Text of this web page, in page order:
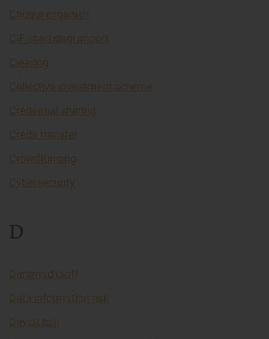
Chuqur o'rganish
CIF shartidagi import
Clearing
Collective investment scheme
Credential sharing
Credit transfer
Crowdfunding
Cybersecurity
D
Daromad (sof)
Data information risk
Davlat boji